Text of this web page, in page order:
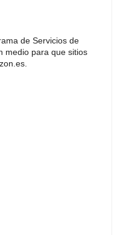
de Servicios de
medio para que sitios